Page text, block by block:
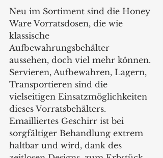
Neu im Sortiment sind die Honey
Ware Vorratsdosen, die wie
klassische
Aufbewahrungsbehälter
aussehen, doch viel mehr können.
Servieren, Aufbewahren, Lagern,
Transportieren sind die
vielseitigen Einsatzmöglichkeiten
dieses Vorratsbehälters.
Emailliertes Geschirr ist bei
sorgfältiger Behandlung extrem
haltbar und wird, dank des